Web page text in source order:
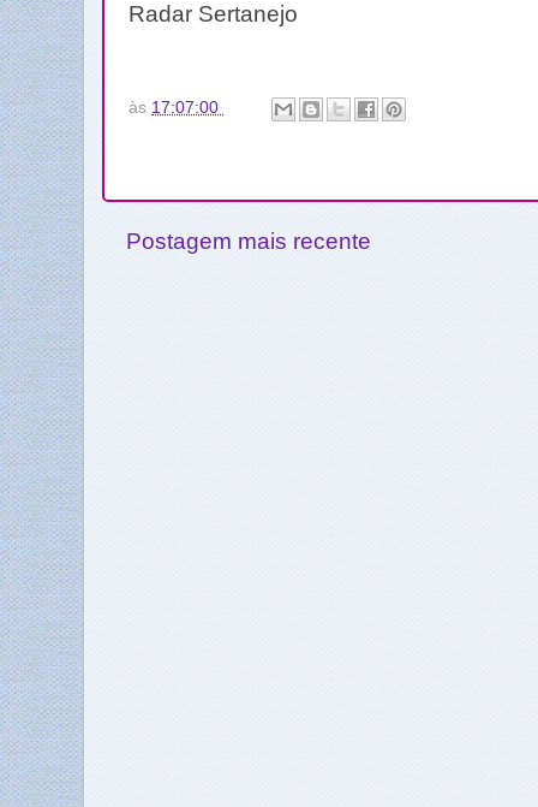
Radar Sertanejo
às 17:07:00
Postagem mais recente